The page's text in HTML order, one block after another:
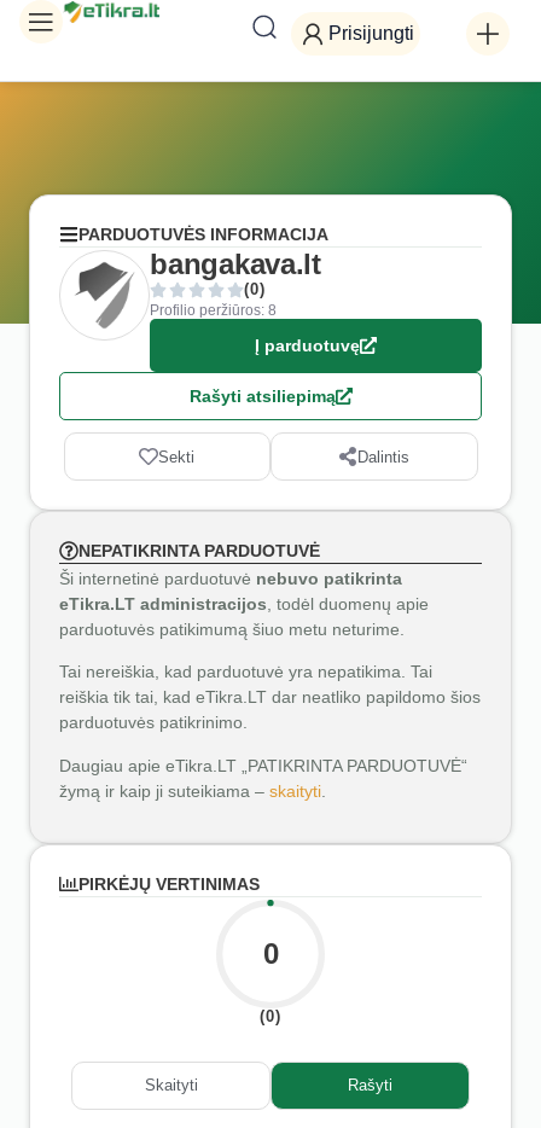
Prisijungti
PARDUOTUVĖS INFORMACIJA
bangakava.lt
(0)
Profilio peržiūros: 8
Į parduotuvę
Rašyti atsiliepimą
Sekti Dalintis
NEPATIKRINTA PARDUOTUVĖ
Ši internetinė parduotuvė nebuvo patikrinta
eTikra.LT administracijos , todėl duomenų apie
parduotuvės patikimumą šiuo metu neturime.
Tai nereiškia, kad parduotuvė yra nepatikima. Tai
reiškia tik tai, kad eTikra.LT dar neatliko papildomo šios
parduotuvės patikrinimo.
Daugiau apie eTikra.LT „PATIKRINTA PARDUOTUVĖ“
žymą ir kaip ji suteikiama – skaityti
PIRKĖJŲ VERTINIMAS
0
(0)
Skaityti Rašyti